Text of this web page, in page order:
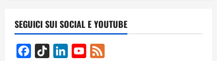
v
i
SEGUICI SUI SOCIAL E YOUTUBE
Facebook
TikTok LinkedInYouTube